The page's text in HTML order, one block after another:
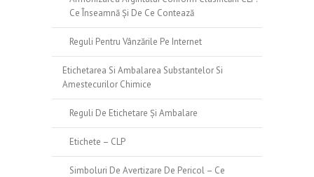
Ce Înseamnă Și De Ce Contează
Reguli Pentru Vânzările Pe Internet
Etichetarea Si Ambalarea Substantelor Si
Amestecurilor Chimice
Reguli De Etichetare Și Ambalare
Etichete – CLP
Simboluri De Avertizare De Pericol – Ce